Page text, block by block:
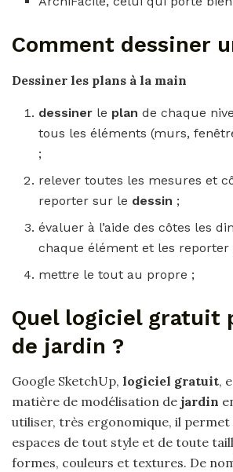
Comment dessiner
Dessiner les plans à la main
dessiner le plande chaque
tous les éléments (murs,
;
relever toutes les mesures et
reporter sur le dessin ;
évaluer à l’aide des côtes les
chaque élément et les
mettre le tout au propre ;
Quel logiciel gratuit
de jardin ?
Google SketchUp, logiciel gratuit,
matière de modélisation de jardin
utiliser, très ergonomique, il permet
espaces de tout style et de toute
formes, couleurs et textures. De